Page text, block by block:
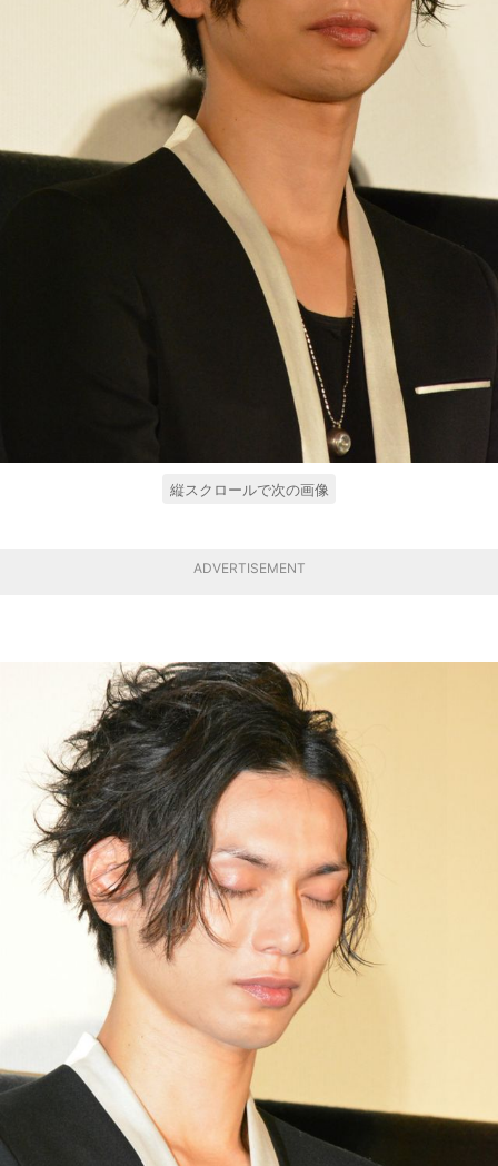
縦スクロールで次の画像
ADVERTISEMENT